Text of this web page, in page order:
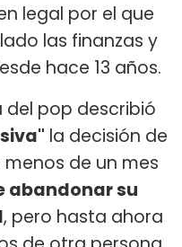
legal por el que
las finanzas y
hace 13 años.
del pop describió
la decisión de
de un mes
abandonar su
, pero hasta ahora